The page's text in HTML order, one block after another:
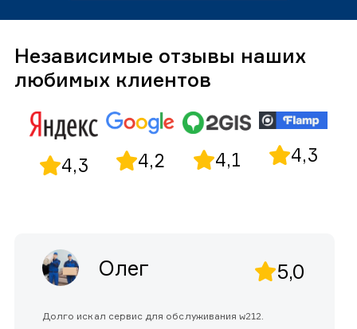
Независимые отзывы наших
любимых клиентов
4,3 4,2 4,1 4,3
Олег 5,0
Долго искал сервис для обслуживания w212.